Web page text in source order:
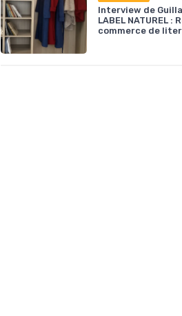
Interview de
LABEL NATUREL :
commerce de